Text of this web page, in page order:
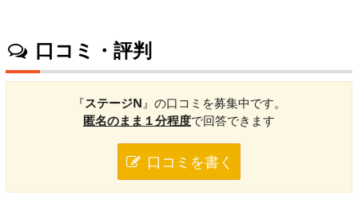
口コミ・評判
『ステージN 』の口コミを募集中です。
匿名のまま１分程度で回答できます
口コミを書く